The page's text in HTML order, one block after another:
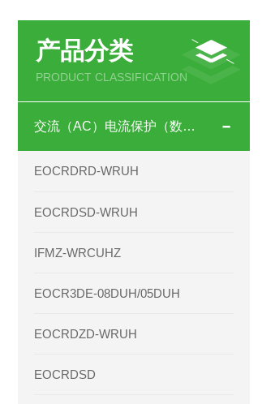
产品分类
PRODUCT CLASSIFICATION
交流（AC）电流保护（数码型）
EOCRDRD-WRUH
EOCRDSD-WRUH
IFMZ-WRCUHZ
EOCR3DE-08DUH/05DUH
EOCRDZD-WRUH
EOCRDSD